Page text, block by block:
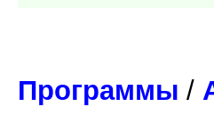
Программы /